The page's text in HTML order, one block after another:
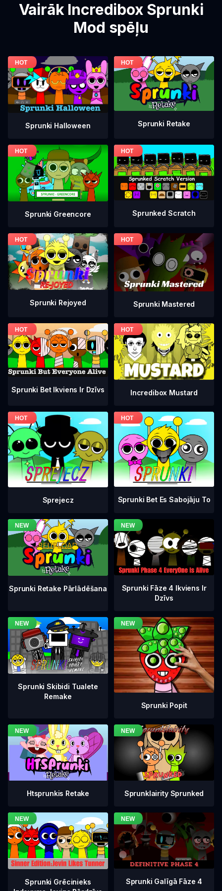
Vairāk Incredibox Sprunki
Mod spēļu
Sprunki Halloween Sprunki Retake
Sprunki Greencore Sprunked Scratch
Sprunki Rejoyed Sprunki Mastered
Sprunki Bet Ikviens Ir Dzīvs Incredibox Mustard
Sprejecz Sprunki Bet Es Sabojāju To
Sprunki Retake Pārlādēšana
Sprunki Fāze 4 Ikviens Ir
Dzīvs
Sprunki Skibidi Tualete
Remake
Sprunki Popit
Htsprunkis Retake Sprunklairity Sprunked
Sprunki Grēcinieks
Sprunki Galīgā Fāze 4